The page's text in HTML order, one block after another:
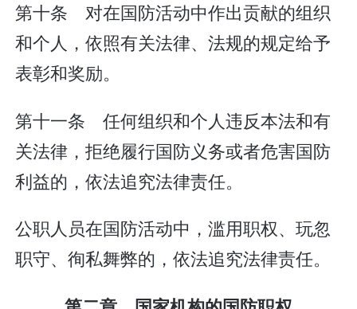
第十条 对在国防活动中作出贡献的组织
和个人，依照有关法律、法规的规定给予
表彰和奖励。
第十一条 任何组织和个人违反本法和有
关法律，拒绝履行国防义务或者危害国防
利益的，依法追究法律责任。
公职人员在国防活动中，滥用职权、玩忽
职守、徇私舞弊的，依法追究法律责任。